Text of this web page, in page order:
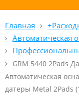
Главная
Автоматическая
GRM 5440 2Pads
Автоматическая
датеры Metal 2Pads